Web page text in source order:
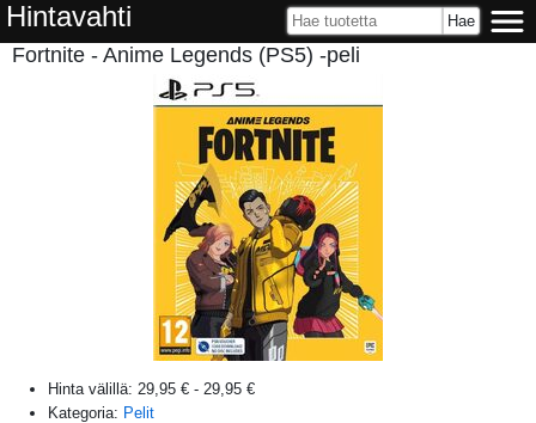
Hintavahti
Fortnite - Anime Legends (PS5) -peli
Hinta välillä: 29,95 € - 29,95 €
Kategoria: Pelit